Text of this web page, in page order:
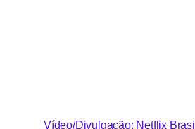
Vídeo/Divulgação: Netflix Brasil